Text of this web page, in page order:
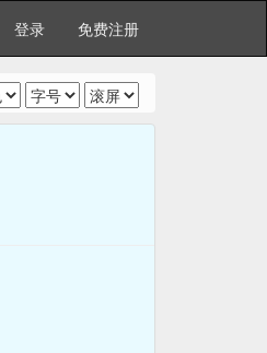
登录 免费注册